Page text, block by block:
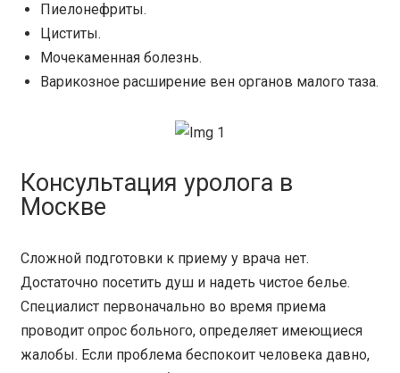
Пиелонефриты.
Циститы.
Мочекаменная болезнь.
Варикозное расширение вен органов малого таза.
Консультация уролога в
Москве
Сложной подготовки к приему у врача нет.
Достаточно посетить душ и надеть чистое белье.
Специалист первоначально во время приема
проводит опрос больного, определяет имеющиеся
жалобы. Если проблема беспокоит человека давно,